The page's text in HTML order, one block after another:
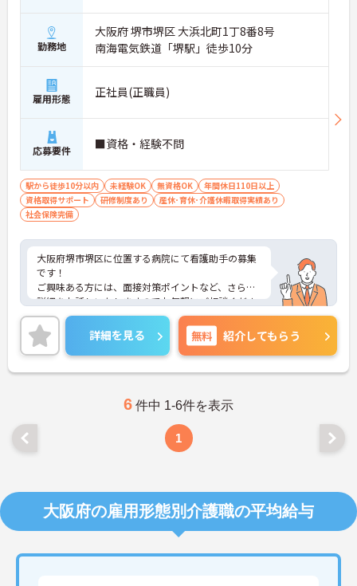
勤務地
大阪府 堺市堺区 大浜北町1丁8番8号
南海電気鉄道「堺駅」徒歩10分
雇用形態 正社員(正職員)
応募要件 ■資格・経験不問
駅から徒歩10分以内 未経験OK 無資格OK
年間休日110日以上
資格取得サポート
研修制度あり
産休･育休･介護休暇取得実績あり
社会保険完備
大阪府堺市堺区に位置する病院にて看護助手の募集
です！
ご興味ある方には、面接対策ポイントなど、さらに
詳細をお話しいたしますのでお気軽にご相談くださ
い！
詳細を見る 無料 紹介してもらう
6 件中 1-6件を表示
1
大阪府の雇用形態別介護職の平均給与